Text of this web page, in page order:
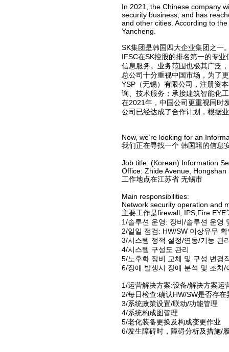
In 2021, the Chinese company
security business, and has
and other cities. According to
Yancheng.
SK集团是韩国四大企业集团之一
IFSC在SK控股的排名第一的专
信息服务。业务范围也极其广泛
总公司十分重视中国市场，为了
YSP（无锡）有限公司，注册资
询、技术服务；承接建筑智能化
在2021年，中国公司更重视同时
公司已经达成了合作计划，根据
Now, we’re looking for an
我们正在寻找一个 韩国籍的信息
Job title: (Korean) Information
Office: Zhide Avenue,
工作地点在江苏省 无锡市
Main responsibilities:
Network security operation and
主要工作是firewall, IPS,Fire
1/솔루션 운영: 장비/솔루션 운영
2/일일 점검: HW/SW 이상유무 확
3/시스템 정책 설정/연동/기능 관
4/시스템 구성도 관리
5/노후화 장비 교체 및 구성 변경
6/장애 발생시 장애 분석 및 조치/
1/运营解决方案:设备/解决方案运
2/每日检查:确认HW/SW是否存在
3/系统政策设置/联动/功能管理
4/系统构成图管理
5/老化装备更换及构成变更作业
6/发生障碍时，障碍分析及措施/